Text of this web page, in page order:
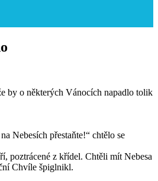
by o některých Vánocích napadlo tolik
Nebesích přestaňte!“ chtělo se
poztrácené z křídel. Chtěli mít Nebesa
Chvíle špiglnikl.